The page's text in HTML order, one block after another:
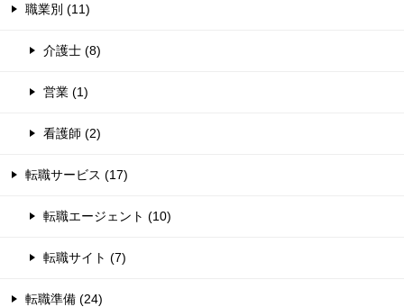
職業別 (11)
介護士 (8)
営業 (1)
看護師 (2)
転職サービス (17)
転職エージェント (10)
転職サイト (7)
転職準備 (24)